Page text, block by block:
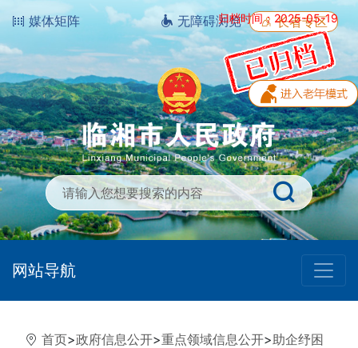
归档时间：2025-05-19
媒体矩阵 无障碍浏览 长者专区
网站导航
首页>政府信息公开>重点领域信息公开>助企纾困